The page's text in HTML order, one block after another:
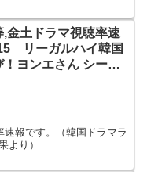
,金土ドラマ視聴率速
リーガルハイ韓国
！ヨンエさん シーズ
報です。（韓国ドラマラ
より）